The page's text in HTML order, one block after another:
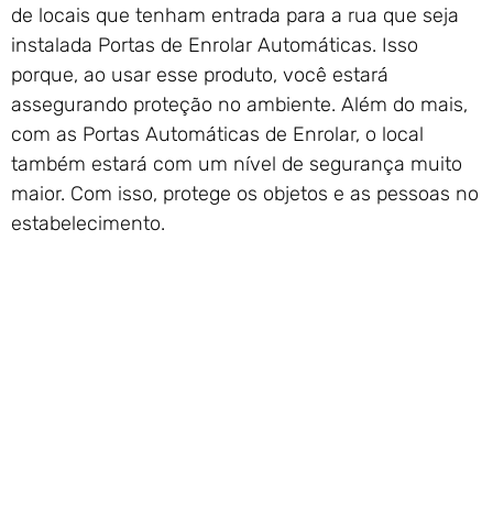
de locais que tenham entrada para a rua que seja
instalada Portas de Enrolar Automáticas. Isso
porque, ao usar esse produto, você estará
assegurando proteção no ambiente. Além do mais,
com as Portas Automáticas de Enrolar, o local
também estará com um nível de segurança muito
maior. Com isso, protege os objetos e as pessoas no
estabelecimento.